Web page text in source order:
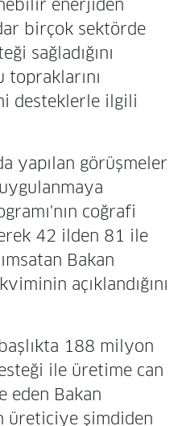
enerjiden
birçok sektörde
sağladığını
topraklarını
desteklerle ilgili
yapılan görüşmeler
coğrafi
42 ilden 81 ile
Bakan
açıklandığını
188 milyon
ile üretime can
eden Bakan
üreticiye şimdiden